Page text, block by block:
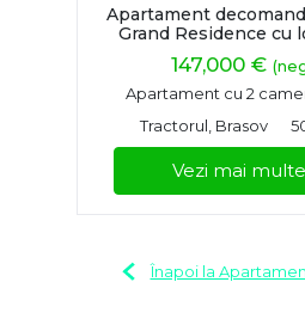
Apartament
Grand Residence cu
147,000 €
Apartament cu 2
Tractorul, Brasov
Vezi mai
Înapoi la